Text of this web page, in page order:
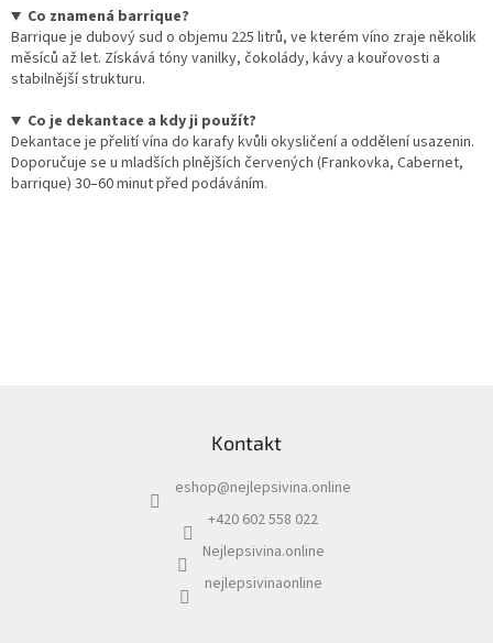
Co znamená barrique?
Barrique je dubový sud o objemu 225 litrů, ve kterém víno zraje několik
měsíců až let. Získává tóny vanilky, čokolády, kávy a kouřovosti a
stabilnější strukturu.
Co je dekantace a kdy ji použít?
Dekantace je přelití vína do karafy kvůli okysličení a oddělení usazenin.
Doporučuje se u mladších plnějších červených (Frankovka, Cabernet,
barrique) 30–60 minut před podáváním.
Kontakt
eshop@nejlepsivina.online
+420 602 558 022
Nejlepsivina.online
nejlepsivinaonline